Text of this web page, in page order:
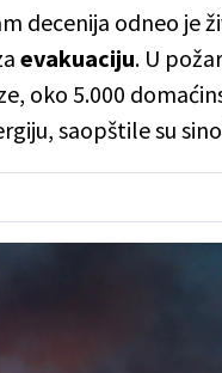
decenija odneo je
evakuaciju. U
oko 5.000
saopštile su